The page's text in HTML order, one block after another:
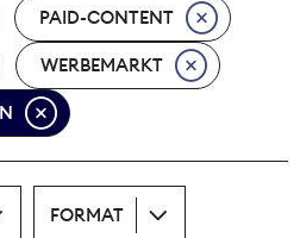
Award
Print
PAID-CONTENT
WERBEMARKT
FORMAT